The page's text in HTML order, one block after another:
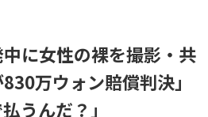
に女性の裸を撮影・共
万ウォン賠償判決」
うんだ？」